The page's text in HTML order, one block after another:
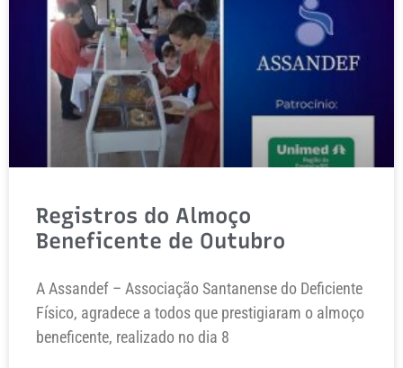
Registros do Almoço
Beneficente de Outubro
A Assandef – Associação Santanense do Deficiente
Físico, agradece a todos que prestigiaram o almoço
beneficente, realizado no dia 8